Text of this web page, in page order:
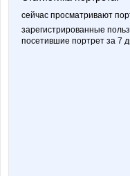
сейчас просматривают
зарегистрированные
посетившие портрет за 7